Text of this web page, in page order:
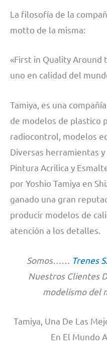
La filosofía de la
motto de la misma:
«First in Quality Around
uno en calidad del
Tamiya, es una
de modelos de plastico
radiocontrol, modelos
Diversas herramientas
Pintura Acrilica y
por Yoshio Tamiya en
ganado una gran
producir modelos de
atención a los detalles.
Somos…… Trenes
Nuestros Clientes
modelismo del
Tamiya, Una De Las
En El Mundo